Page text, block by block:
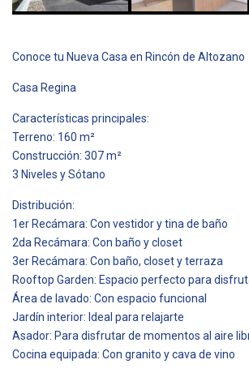
Conoce tu Nueva Casa en Rincón de Altozano
Casa Regina
Características principales:
Terreno: 160 m²
Construcción: 307 m²
3 Niveles y Sótano
Distribución:
1er Recámara: Con vestidor y tina de baño
2da Recámara: Con baño y closet
3er Recámara: Con baño, closet y terraza
Rooftop Garden: Espacio perfecto para
Área de lavado: Con espacio funcional
Jardín interior: Ideal para relajarte
Asador: Para disfrutar de momentos al aire
Cocina equipada: Con granito y cava de vino